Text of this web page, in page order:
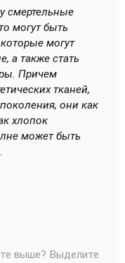
смертельные
могут быть
могут
а также стать
Причем
тканей,
они как
хлопок
может быть
выше? Выделите